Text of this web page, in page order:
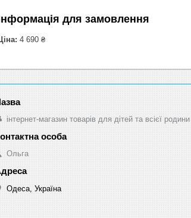
для замовлення
4 690 ₴
інтернет-магазин товарів для дітей та всієї
Ольга
Одеса, Україна